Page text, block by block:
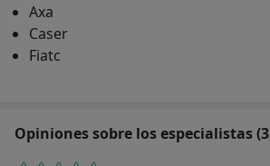
Axa
Caser
Fiatc
Opiniones sobre los especialistas